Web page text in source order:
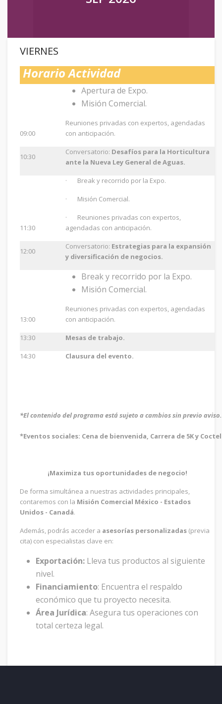
VIERNES
Horario Actividad
09:00
Apertura de Expo.
Misión Comercial.
Reuniones privadas con expertos, agendadas
con anticipación.
10:30
Conversatorio: Desafíos para la Horticultura
ante la Nueva Ley General de Aguas.
11:30
· Break y recorrido por la Expo.
· Misión Comercial.
· Reuniones privadas con expertos,
agendadas con anticipación.
12:00
Conversatorio: Estrategias para la expansión
y diversificación de negocios.
13:00
Break y recorrido por la Expo.
Misión Comercial.
Reuniones privadas con expertos, agendadas
con anticipación.
13:30 Mesas de trabajo.
14:30 Clausura del evento.
*El contenido del programa está sujeto a cambios sin previo aviso.
*Eventos sociales: Cena de bienvenida, Carrera de 5K y
¡Maximiza tus oportunidades de negocio!
De forma simultánea a nuestras actividades principales,
contaremos con la Misión Comercial México - Estados
Unidos - Canadá.
Además, podrás acceder a asesorías personalizadas (previa
cita) con especialistas clave en:
Exportación: Lleva tus productos al siguiente
nivel.
Financiamiento: Encuentra el respaldo
económico que tu proyecto necesita.
Área Jurídica: Asegura tus operaciones con
total certeza legal.